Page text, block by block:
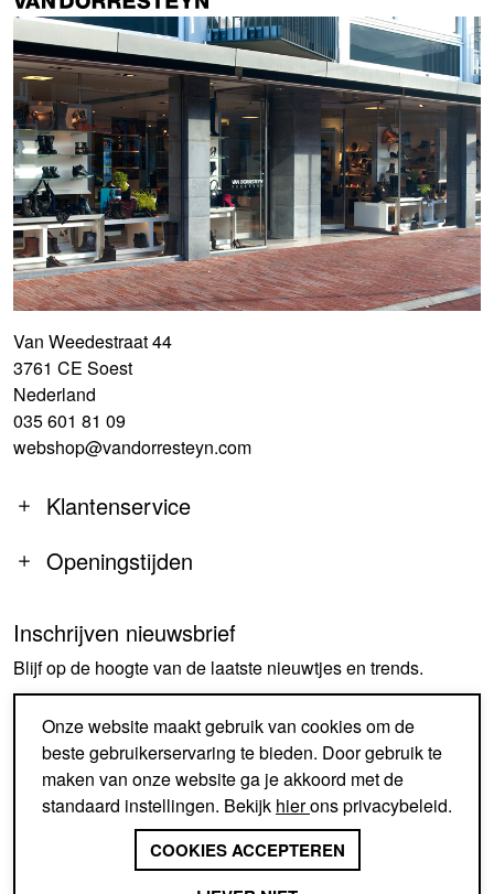
Van Weedestraat 44
3761 CE Soest
Nederland
035 601 81 09
webshop@vandorresteyn.com
Klantenservice
Openingstijden
MA
14:00-18:00
DI-DO
09:30-18:00
ZA
09:30-17:00
ZO
GESLOTEN
Inschrijven nieuwsbrief
Blijf op de hoogte van de laatste nieuwtjes en trends.
AANMELDEN
SINDS 1926 EEN BEGRIP IN
SCHOENEN EN ACCESSOIRES
Onze website maakt gebruik van cookies om de
beste gebruikerservaring te bieden. Door gebruik te
maken van onze website ga je akkoord met de
standaard instellingen. Bekijk hierons privacybeleid.